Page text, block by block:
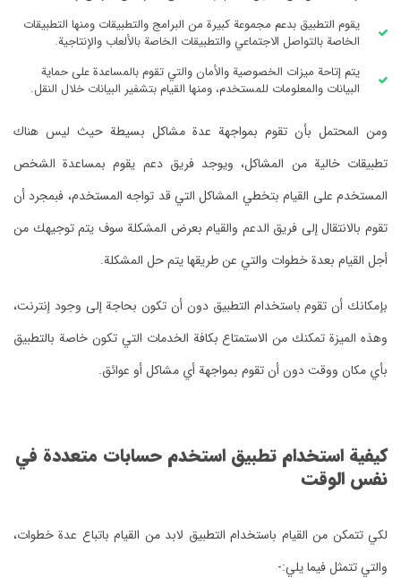
يقوم التطبيق بدعم مجموعة كبيرة من البرامج والتطبيقات ومنها التطبيقات
الخاصة بالتواصل الاجتماعي والتطبيقات الخاصة بالألعاب والإنتاجية.
يتم إتاحة ميزات الخصوصية والأمان والتي تقوم بالمساعدة على حماية
البيانات والمعلومات للمستخدم، ومنها القيام بتشفير البيانات خلال النقل.
ومن المحتمل بأن تقوم بمواجهة عدة مشاكل بسيطة حيث ليس هناك
تطبيقات خالية من المشاكل، ويوجد فريق دعم يقوم بمساعدة الشخص
المستخدم على القيام بتخطي المشاكل التي قد تواجه المستخدم، فبمجرد أن
تقوم بالانتقال إلى فريق الدعم والقيام بعرض المشكلة سوف يتم توجيهك من
أجل القيام بعدة خطوات والتي عن طريقها يتم حل المشكلة.
بإمكانك أن تقوم باستخدام التطبيق دون أن تكون بحاجة إلى وجود إنترنت،
وهذه الميزة تمكنك من الاستمتاع بكافة الخدمات التي تكون خاصة بالتطبيق
بأي مكان ووقت دون أن تقوم بمواجهة أي مشاكل أو عوائق.
كيفية استخدام تطبيق استخدم حسابات متعددة في
نفس الوقت
لكي تتمكن من القيام باستخدام التطبيق لابد من القيام باتباع عدة خطوات،
والتي تتمثل فيما يلي:-